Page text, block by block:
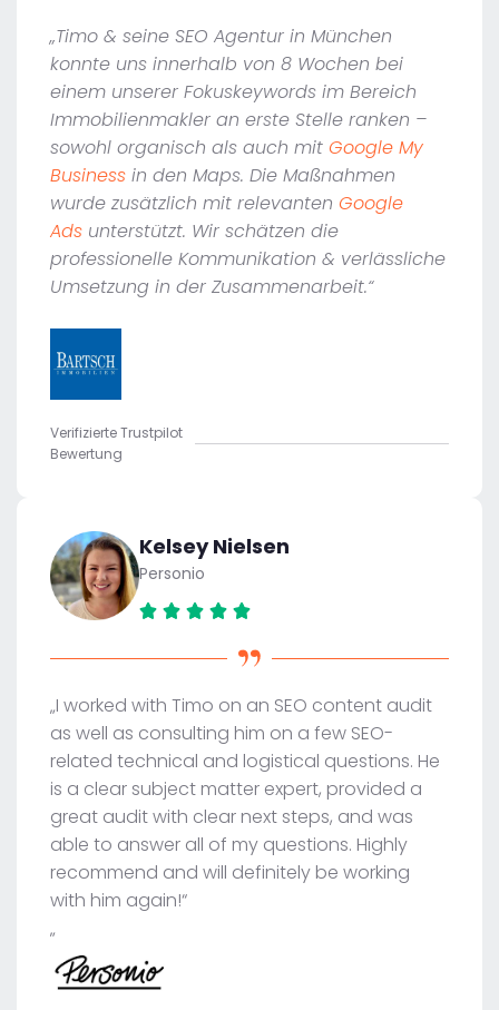
„Timo & seine SEO Agentur in München
konnte uns innerhalb von 8 Wochen bei
einem unserer Fokuskeywords im Bereich
Immobilienmakler an erste Stelle ranken –
sowohl organisch als auch mit Google My
Business in den Maps. Die Maßnahmen
wurde zusätzlich mit relevanten Google
Ads unterstützt. Wir schätzen die
professionelle Kommunikation & verlässliche
Umsetzung in der Zusammenarbeit.“
Verifizierte Trustpilot
Bewertung
Kelsey Nielsen
Personio
„I worked with Timo on an SEO content audit
as well as consulting him on a few SEO-
related technical and logistical questions. He
is a clear subject matter expert, provided a
great audit with clear next steps, and was
able to answer all of my questions. Highly
recommend and will definitely be working
with him again!“
„